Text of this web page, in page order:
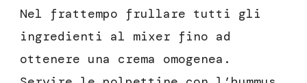
Nel frattempo frullare tutti gli
ingredienti al mixer fino ad
ottenere una crema omogenea.